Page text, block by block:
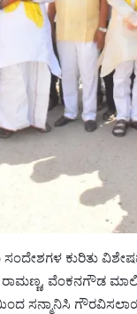
ಕುರಿತು
ರಾಮಣ್ಣ, ವೆಂಕನಗೌಡ
ಸನ್ಮಾನಿಸಿ